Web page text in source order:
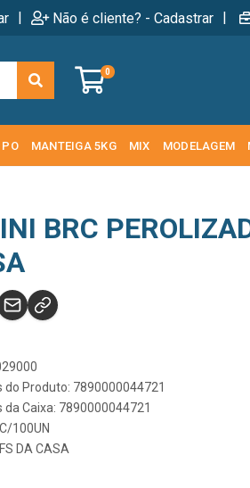
| Não é cliente? - Cadastrar |
0
PO MANTEIGA 5KG MIX MODELAGEM
BRC
do Produto: 7890000044721
da Caixa: 7890000044721
100UN
DA CASA